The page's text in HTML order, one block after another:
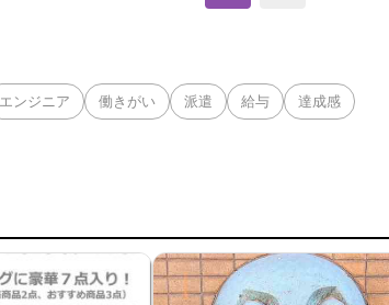
エンジニア 働きがい 派遣 給与 達成感